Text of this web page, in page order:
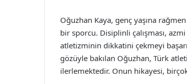
Oğuzhan Kaya, genç yaşına
bir sporcu. Disiplinli çalışması,
atletizminin dikkatini çekmeyi
gözüyle bakılan Oğuzhan, Türk
ilerlemektedir. Onun hikayesi,